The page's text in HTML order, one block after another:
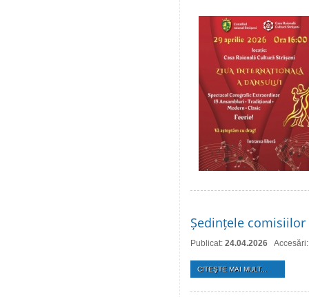
Ședințele
Publicat: 24.04.2026
CITEŞTE MAI MULT...